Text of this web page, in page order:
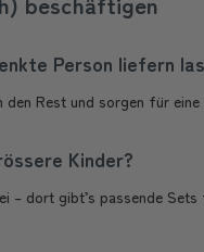
Person liefern
Rest und sorgen für eine
Kinder?
– dort gibt’s passende Sets